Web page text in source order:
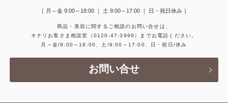
［ 月～金 9:00～18:00 ｜ 土 9:00～17:00 ｜ 日・祝日休み ］
商品・美容に関するご相談のお問い合せは、
キナリお客さま相談室
（0120-47-3999）
までお電話ください。
月～金/9:00～18:00、土/9:00～17:00、日・祝日/休み
お問い合せ